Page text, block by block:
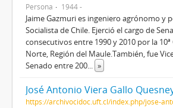
Persona
1944 -
Jaime Gazmuri es ingeniero agrónomo y
Socialista de Chile. Ejerció el cargo de
consecutivos entre 1990 y 2010 por la
Norte, Región del Maule.También, fue
Senado entre 200... »
José Antonio Viera Gallo
https://archivocidoc.uft.cl/index.php/jose-